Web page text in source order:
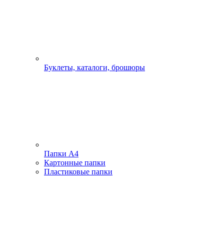
Буклеты, каталоги, брошюры
Папки А4
Картонные папки
Пластиковые папки